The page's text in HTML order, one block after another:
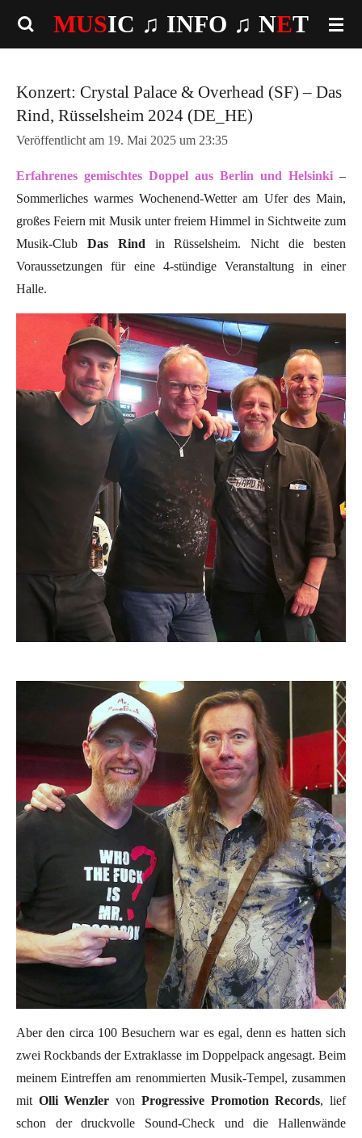
Zum
MUSIC ♫ INFO ♫ NET
Konzert: Crystal Palace & Overhead (SF) – Das
Rind, Rüsselsheim 2024 (DE_HE)
Veröffentlicht am 19. Mai 2025 um 23:35
Erfahrenes gemischtes Doppel aus Berlin und Helsinki –
Sommerliches warmes Wochenend-Wetter am Ufer des Main,
großes Feiern mit Musik unter freiem Himmel in Sichtweite zum
Musik-Club Das Rind in Rüsselsheim. Nicht die besten
Voraussetzungen für eine 4-stündige Veranstaltung in einer
Halle.
Aber den circa 100 Besuchern war es egal, denn es hatten sich
zwei Rockbands der Extraklasse im Doppelpack angesagt. Beim
meinem Eintreffen am renommierten Musik-Tempel, zusammen
mit Olli Wenzler von Progressive Promotion Records, lief
schon der druckvolle Sound-Check und die Hallenwände